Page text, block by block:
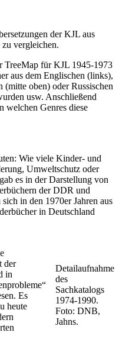
der KJL aus
zu vergleichen.
TreeMap für KJL 1945-1973
aus dem Englischen (links),
oben) oder Russischen
usw. Anschließend
welchen Genres diese
Wie viele Kinder- und
Umweltschutz oder
es in der Darstellung von
der DDR und
in den 1970er Jahren aus
in Deutschland
Detailaufnahme
des
Sachkatalogs
1974-1990.
Foto: DNB,
Jahns.
der
in
Es
heute